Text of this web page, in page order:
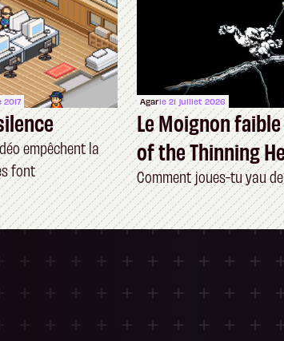
2017
empêchent la
font
Agarle 21 juillet 2026
Le Moignon
of the Thinning
Comment joues-tu yau